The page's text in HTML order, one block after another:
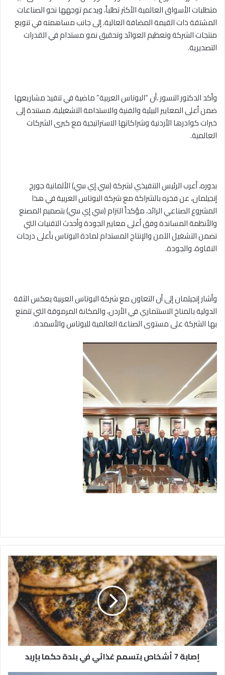
متطلبات الأسواق العالمية الأكثر تطلباً، ويدعم توجهها نحو الصناعات
المشتقة ذات القيمة المضافة العالية، إلى جانب مساهمته في تنويع
منتجات الشركة وتعظيم العوائد وتحقيق نمو مستدام في القدرات
التصديرية.
وأكد الدكتور النسور ،أن “البوتاس العربية” ماضية في تنفيذ مشاريعها
ضمن أعلى المعايير البيئية والفنية والاستدامة التشغيلية، مستندة إلى
خبرات كوادرها الأردنية وشراكاتها الاستراتيجية مع كبرى الشركات
العالمية.
بدوره، أعرب الرئيس التنفيذي لشركة (سي إي سي) الألمانية جورج
إنجيلمان، عن فخره بالشراكة مع شركة البوتاس العربية في هذا
المشروع الصناعي الرائد، مؤكداً التزام (سي إي سي) بتصميم المصنع
والأنظمة المساندة وفق أعلى معايير الجودة وأحدث التقنيات التي
تضمن التشغيل الآمن والإنتاج المستدام لمادة البوتاس بأعلى درجات
النقاوة، والجودة.
وأشار إنجيلمان إلى أن التعاون مع شركة البوتاس العربية يعكس الثقة
الدولية بالمناخ الاستثماري في الأردن، والمكانة المرموقة التي تتمتع
بها الشركة على مستوى الصناعة العالمية للبوتاس والأسمدة.
إ
ة
7
أ
ش
خ
إصابة 7 أشخاص بتسمم غذائي في بلدة حكما بإربد